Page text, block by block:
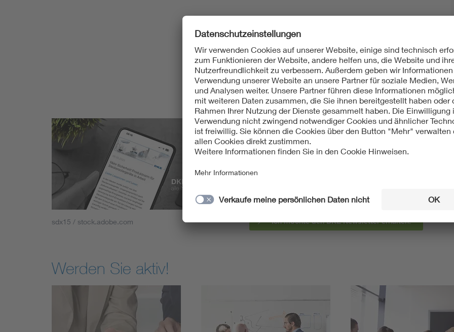
sdx15 / stock.adobe.com
Mit unserem DKE Newsletter sind Sie immer top
fassen wir die wichtigsten Entwicklungen in der
berichten wir über aktuelle Arbeitsergebnisse,
informieren wir Sie bereits frühzeitig über zukünftige
Ich möchte den DKE Newsletter erhalten!
Werden Sie aktiv!